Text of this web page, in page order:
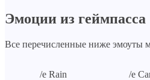
Эмоции из геймпасса
Все перечисленные ниже эмоуты
/e Rain /e